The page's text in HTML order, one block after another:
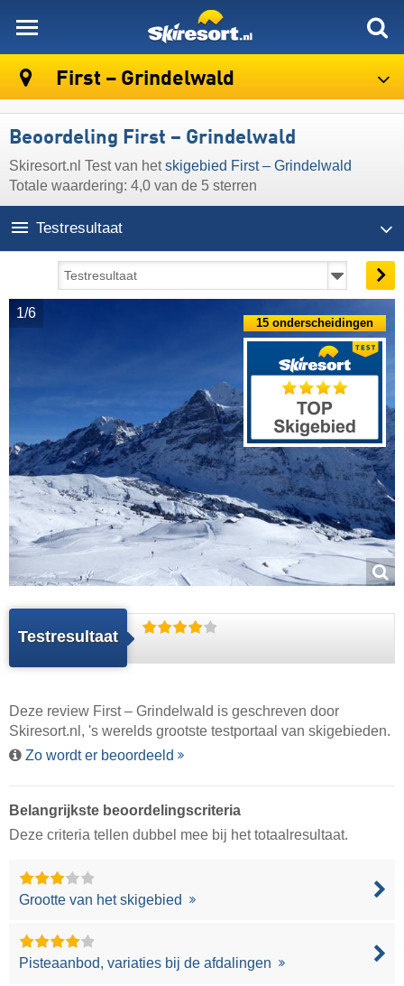
First – Grindelwald
Beoordeling First – Grindelwald
Skiresort.nl Test van hetskigebied First – Grindelwald
Totale waardering: 4,0 van de 5 sterren
Testresultaat
1/6
Testresultaat
15 onderscheidingen
Deze review First – Grindelwald is geschreven door
Skiresort.nl , 's werelds grootste testportaal van skigebieden.
Zo wordt er beoordeeld
Belangrijkste beoordelingscriteria
Deze criteria tellen dubbel mee bij het totaalresultaat.
Grootte van het skigebied
Pisteaanbod, variaties bij de afdalingen